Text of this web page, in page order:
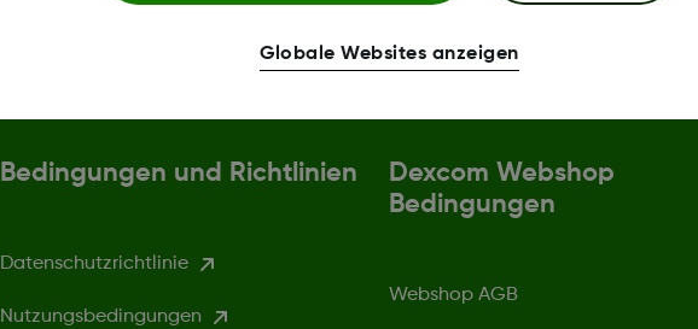
Bedingungen und Richtlinien
Datenschutzrichtlinie
Nutzungsbedingungen
Dexcom Webshop
Bedingungen
Webshop AGB
Globale Websites anzeigen